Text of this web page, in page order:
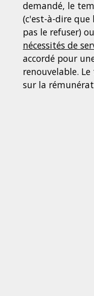
demandé, le
(c'est-à-dire
pas le refuser)
nécessités de
accordé pour
renouvelable.
sur la